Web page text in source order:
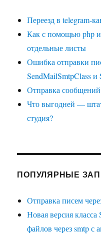
Переезд в telegram-
Как с помощью php и
отдельные листы
Ошибка отправки
SendMailSmtpClass и
Отправка
Что выгодней —
студия?
ПОПУЛЯРНЫЕ
Отправка писем
Новая версия
файлов через smtp с